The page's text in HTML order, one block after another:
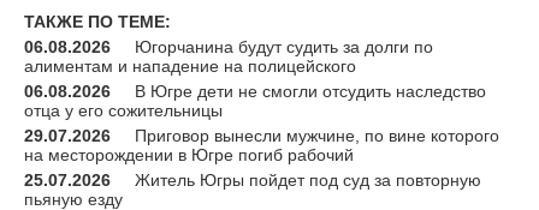
ТАКЖЕ ПО ТЕМЕ:
06.08.2026
Югорчанина будут судить за долги по
алиментам и нападение на полицейского
06.08.2026
В Югре дети не смогли отсудить наследство
отца у его сожительницы
29.07.2026
Приговор вынесли мужчине, по вине которого
на месторождении в Югре погиб рабочий
25.07.2026
Житель Югры пойдет под суд за повторную
пьяную езду